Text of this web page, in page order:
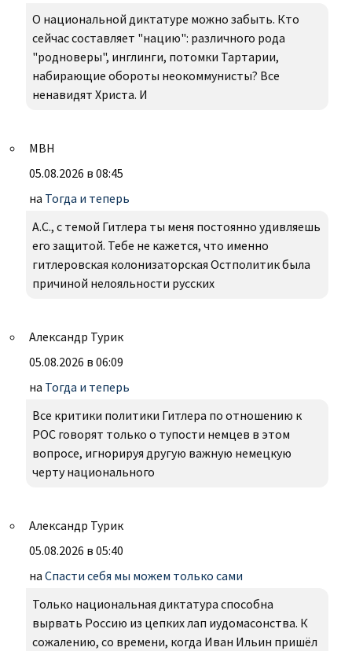
О национальной диктатуре можно забыть. Кто
сейчас составляет "нацию": различного рода
"родноверы", инглинги, потомки Тартарии,
набирающие обороты неокоммунисты? Все
ненавидят Христа. И
МВН
05.08.2026 в 08:45
на Тогда и теперь
А.С., с темой Гитлера ты меня постоянно удивляешь
его защитой. Тебе не кажется, что именно
гитлеровская колонизаторская Остполитик была
причиной нелояльности русских
Александр Турик
05.08.2026 в 06:09
на Тогда и теперь
Все критики политики Гитлера по отношению к
РОС говорят только о тупости немцев в этом
вопросе, игнорируя другую важную немецкую
черту национального
Александр Турик
05.08.2026 в 05:40
на Спасти себя мы можем только сами
Только национальная диктатура способна
вырвать Россию из цепких лап иудомасонства. К
сожалению, со времени, когда Иван Ильин пришёл